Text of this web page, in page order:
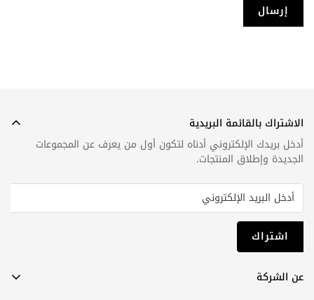
إرسال
عن الشركة
الاشتراك بالقائمة البريدية
أدخل بريدك الإلكتروني أدناه لتكون أول من يعرف عن المجموعات
الجديدة وإطلاق المنتجات.
اشتراك